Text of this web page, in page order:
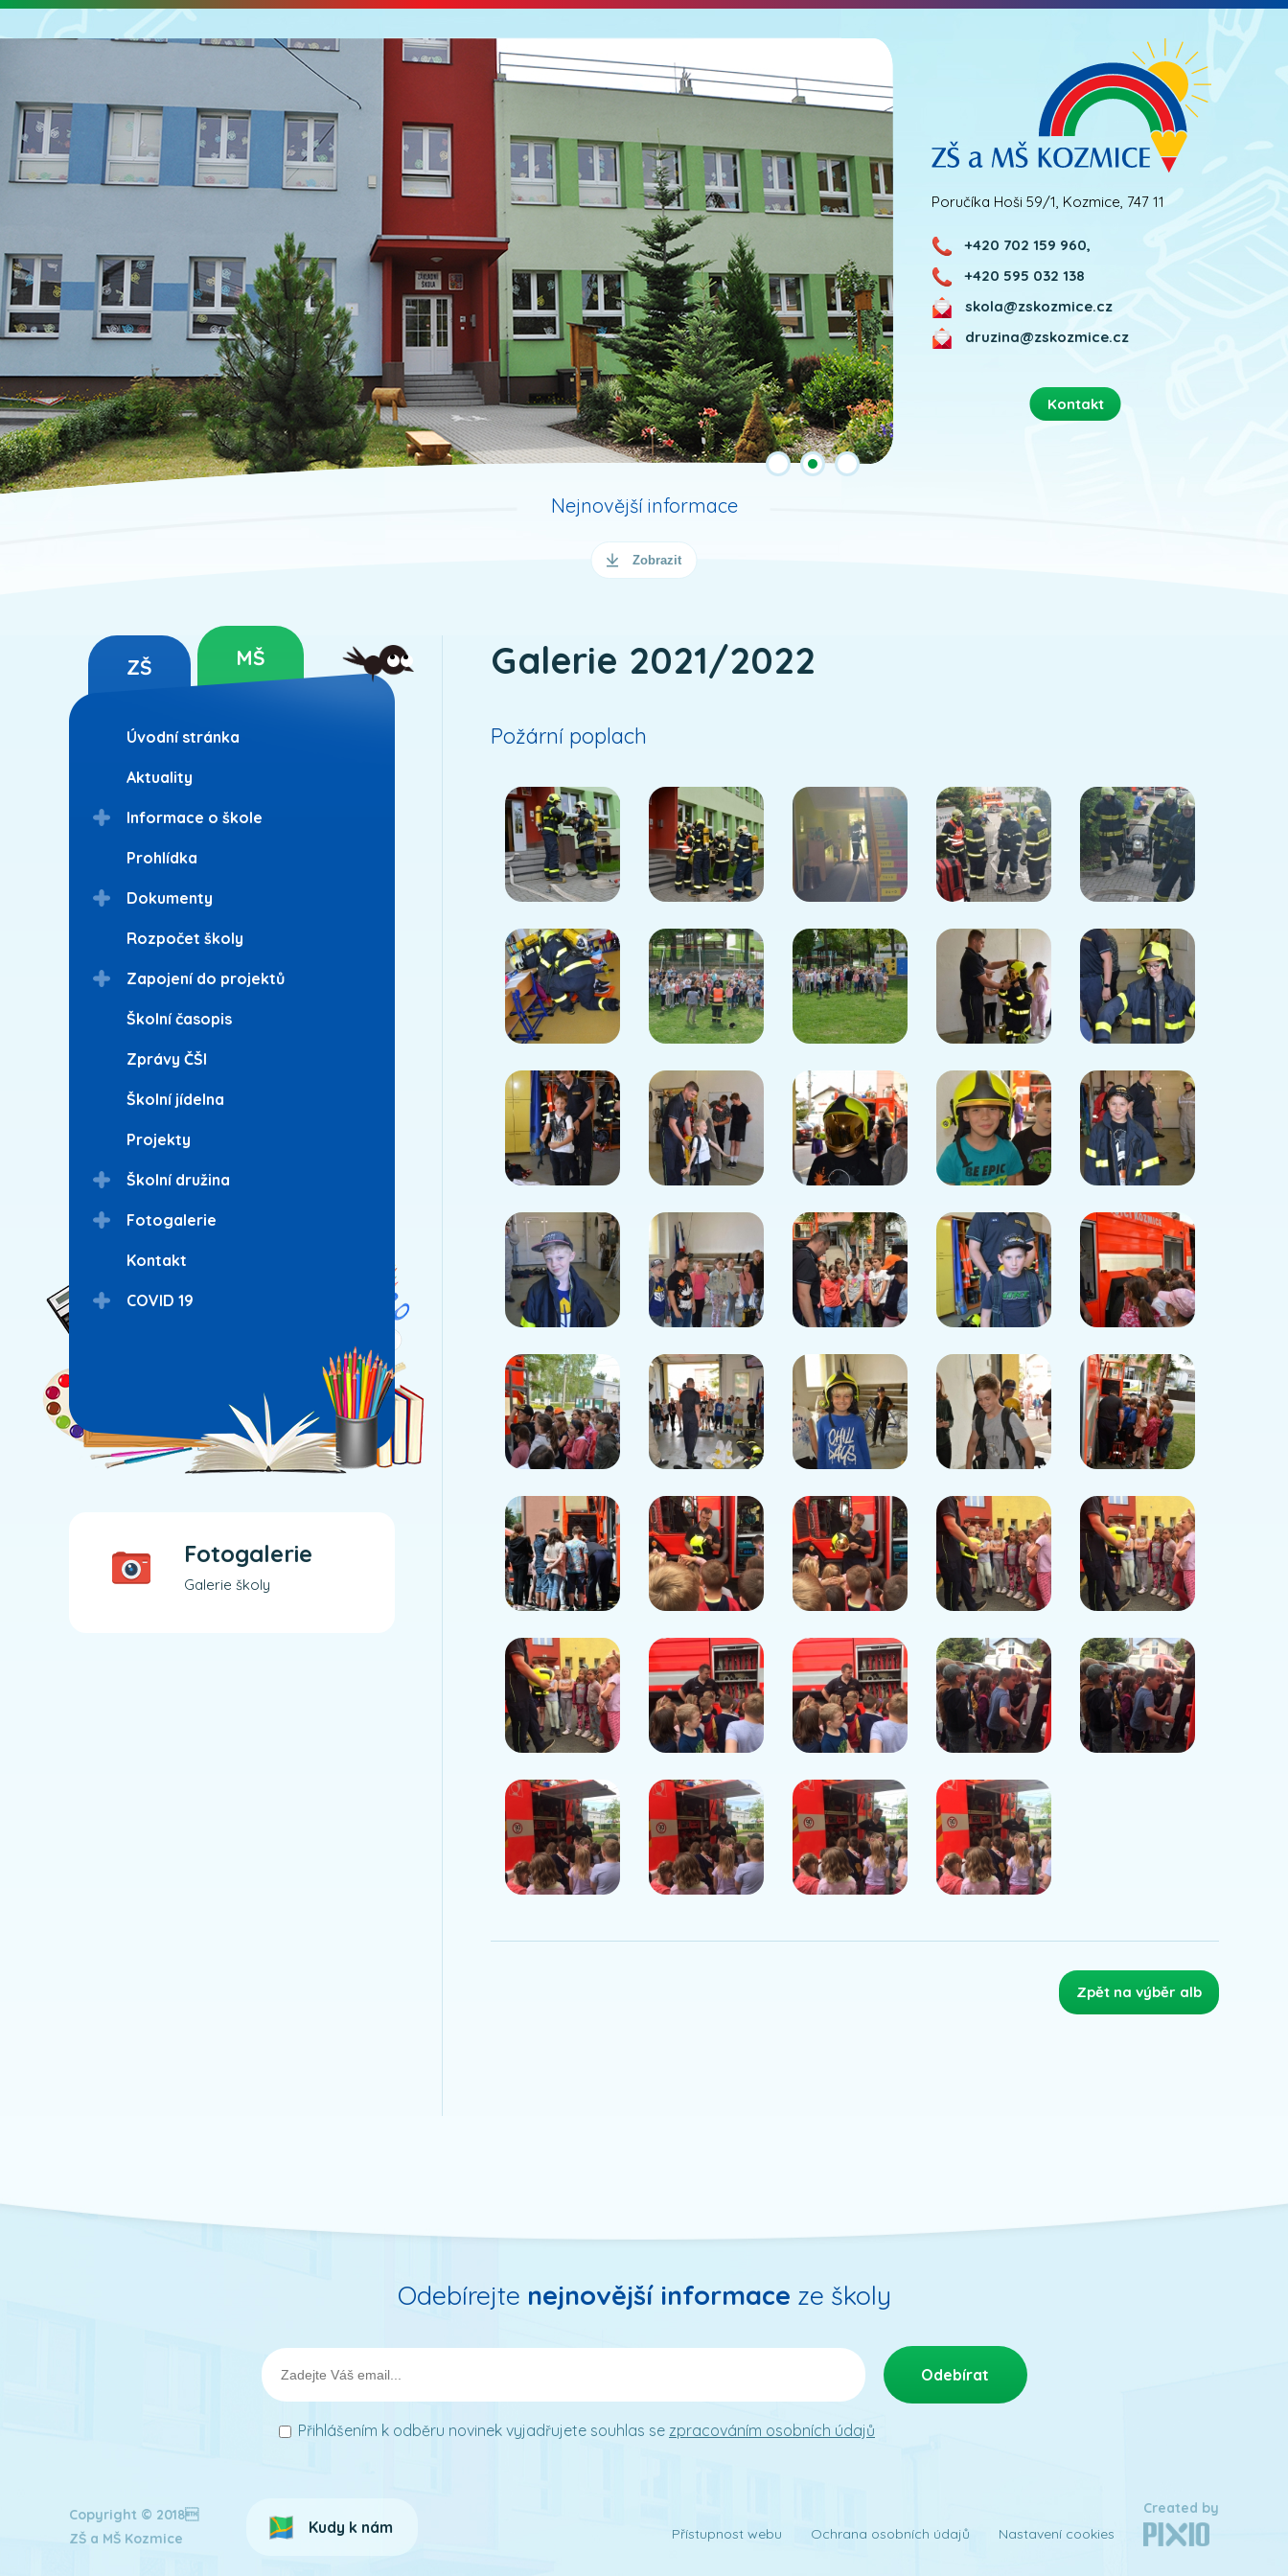
Poručíka Hoši 59/1, Kozmice, 747 11
+420 702 159 960,
+420 595 032 138
skola@zskozmice.cz
druzina@zskozmice.cz
Nejnovější informace
Zobrazit
ZŠ MŠ
Úvodní stránka
Aktuality
Informace o škole
Prohlídka
Dokumenty
Rozpočet školy
Zapojení do projektů
Školní časopis
Zprávy ČŠI
Školní jídelna
Projekty
Školní družina
Fotogalerie
Kontakt
COVID 19
Fotogalerie
Galerie školy
Galerie 2021/2022
Požární poplach
Zpět na výběr alb
Odebírejte nejnovější informace ze školy
Přihlášením k odběru novinek vyjadřujete souhlas se zpracováním osobních údajů
Copyright © 2018
ZŠ a MŠ Kozmice
Kudy k nám
Created by
Přístupnost webu
Ochrana osobních údajů Nastavení cookies